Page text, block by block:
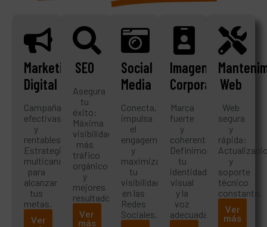
Marketing
Digital
Campañas
efectivas
y
rentables:
Estrategias
multicanal
para
alcanzar
tus
metas.
Ver
SEO
Asegura
tu
éxito:
Máxima
visibilidad,
más
tráfico
orgánico
y
mejores
resultados.
Ver
más
Social
Media
Conecta,
impulsa
el
engagement
y
maximiza
tu
visibilidad
en las
Redes
Sociales.
Imagen
Corporativa
Marca
fuerte
y
coherente:
Definimos
tu
identidad
visual
y la
voz
adecuada.
Web
Web
segura
y
rápida:
y
soporte
técnico
constante.
Ver
más